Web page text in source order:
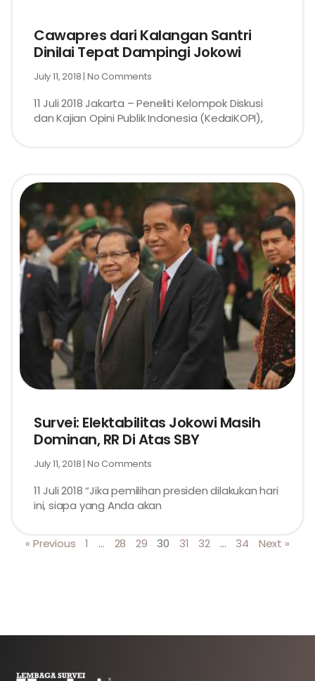
Cawapres dari Kalangan Santri
Dinilai Tepat Dampingi Jokowi
July 11, 2018 No Comments
11 Juli 2018 Jakarta – Peneliti Kelompok Diskusi
dan Kajian Opini Publik Indonesia (KedaiKOPI),
Survei: Elektabilitas Jokowi Masih
Dominan, RR Di Atas SBY
July 11, 2018 No Comments
11 Juli 2018 “Jika pemilihan presiden dilakukan hari
ini, siapa yang Anda akan
« Previous 1 … 28 29 30 31 32 … 34 Next »